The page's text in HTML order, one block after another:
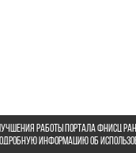
работы портала ФНИСЦ
информацию об